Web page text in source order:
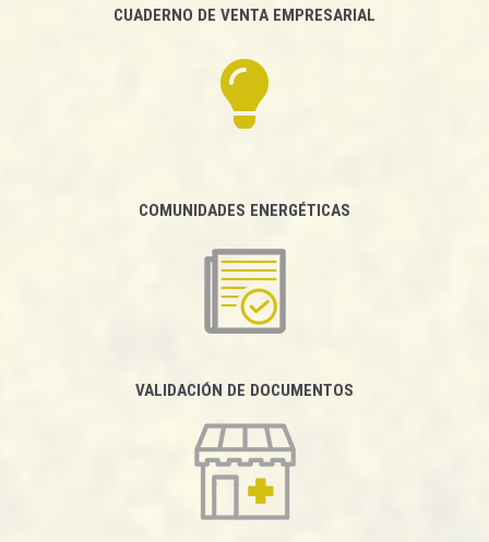
CUADERNO DE VENTA EMPRESARIAL
COMUNIDADES ENERGÉTICAS
VALIDACIÓN DE DOCUMENTOS